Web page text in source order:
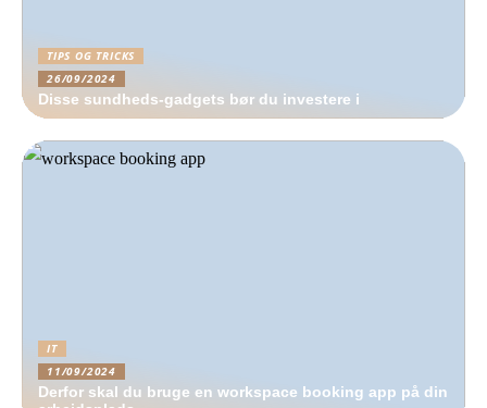
TIPS OG TRICKS
26/09/2024
Disse sundheds-gadgets bør du investere i
IT
11/09/2024
Derfor skal du bruge en workspace booking app på din